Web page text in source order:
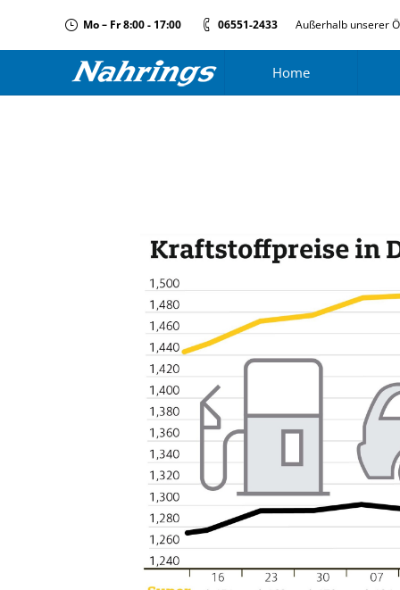
Mo – Fr 8:00 - 17:00 06551-2433 Außerhalb unserer
Home